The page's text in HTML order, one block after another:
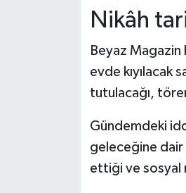
Nikâh
Beyaz Magazin
evde kıyılacak
tutulacağı,
Gündemdeki
geleceğine dair
ettiği ve sosyal